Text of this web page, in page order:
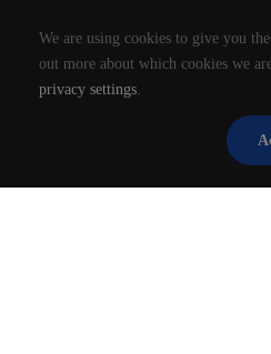
Política de Cookies
AIRMAN SERVICIOS DE
TODOS LOS
We are using cookies to give you
out more about which cookies we
privacy settings.